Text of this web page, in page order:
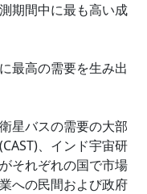
期間中に最も高い成
最高の需要を生み出
星バスの需要の大部
、インド宇宙研
それぞれの国で市場
への民間および政府